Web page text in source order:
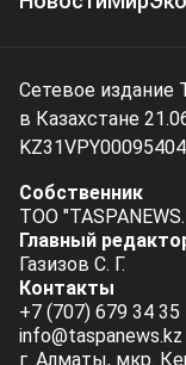
Сетевое издание
в Казахстане
Собственник
ТОО
Главный
Газизов С. Г.
Контакты
+7 (707) 679 34 35
info@taspanews.kz
г. Алматы, мкр.